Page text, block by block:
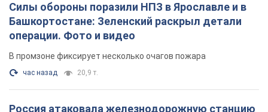
Силы обороны поразили НПЗ в Ярославле и в
Башкортостане: Зеленский раскрыл детали
операции. Фото и видео
В промзоне фиксирует несколько очагов пожара
час назад 20,9 т.
Россия атаковала железнодорожную станцию